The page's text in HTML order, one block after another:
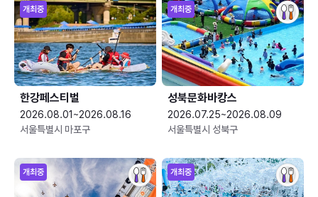
개최중
한강페스티벌
2026.08.01~2026.08.16
서울특별시 마포구
개최중
성북문화바캉스
2026.07.25~2026.08.09
서울특별시 성북구
개최중 개최중